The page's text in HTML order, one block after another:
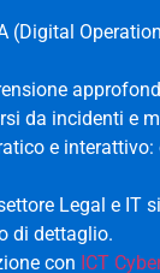
(Digital
da incidenti e
e
Legal e IT
di dettaglio.
con ICT